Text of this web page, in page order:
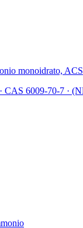
monoidrato, ACS
· CAS 6009-70-7 ·